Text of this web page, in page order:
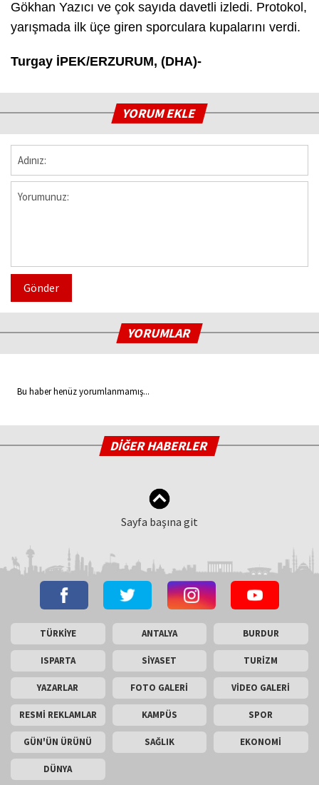
Gökhan Yazıcı ve çok sayıda davetli izledi. Protokol,
yarışmada ilk üçe giren sporculara kupalarını verdi.
Turgay İPEK/ERZURUM, (DHA)-
YORUM EKLE
Gönder
YORUMLAR
Bu haber henüz yorumlanmamış...
DİĞER HABERLER
Sayfa başına git
TÜRKİYE ANTALYA BURDUR
ISPARTA SİYASET TURİZM
YAZARLAR FOTO GALERİ VİDEO GALERİ
RESMİ REKLAMLAR KAMPÜS SPOR
GÜN'ÜN ÜRÜNÜ SAĞLIK EKONOMİ
DÜNYA